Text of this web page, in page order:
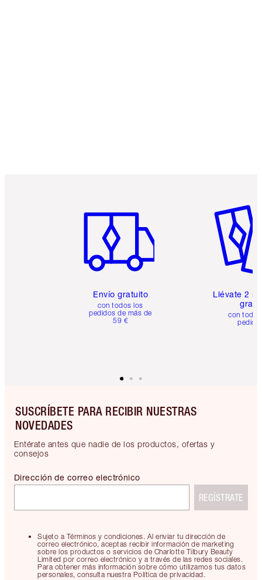
Envío gratuito
con todos los
pedidos de más de
59 €
Llévate 2
gratis
con
SUSCRÍBETE PARA RECIBIR NUESTRAS
NOVEDADES
Entérate antes que nadie de los productos, ofertas y
consejos
Sujeto a Términos y condiciones. Al enviar tu dirección de
correo electrónico, aceptas recibir información de marketing
sobre los productos o servicios de Charlotte Tilbury Beauty
Limited por correo electrónico y a través de las redes sociales.
Para obtener más información sobre cómo utilizamos tus datos
personales, consulta nuestra Política de privacidad.
Dirección de correo electrónico
REGÍSTRATE